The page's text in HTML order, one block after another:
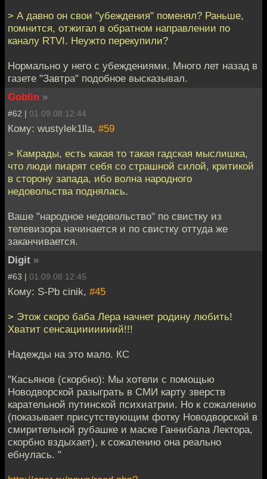
> А давно он свои "убеждения" поменял? Раньше,
помнится, отжигал в обратном направлении по
каналу RTVI. Неужто перекупили?
Нормально у него с убеждениями. Много лет назад в
газете "Завтра" подобное высказывал.
Goblin »
#62 | 01.09.08 12:44
Кому: wustylek1lla, #59
> Камрады, есть какая то такая гадская мыслишка,
что люди пиарят себя со страшной силой, критикой
в сторону запада, ибо волна народного
недовольства поднялась.
Ваше "народное недовольство" по свистку из
телевизора начинается и по свистку оттуда же
заканчивается.
Digit »
#63 | 01.09.08 12:45
Кому: S-Pb cinik, #45
> Этож скоро баба Лера начнет родину любить!
Хватит сенсацииииииий!!!
Надежды на это мало. КС
"Касьянов (скорбно): Мы хотели с помощью
Новодворской разыграть в СМИ карту зверств
карательной путинской психиатрии. Но к сожалению
(показывает присутствующим фотку Новодворской в
смирительной рубашке и маске Ганнибала Лектора,
скорбно вздыхает), к сожалению она реально
ебнулась. "